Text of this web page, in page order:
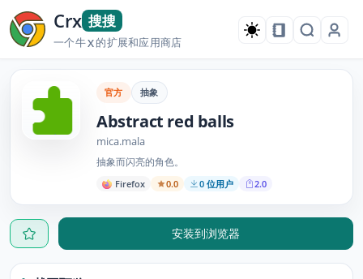
Crx 搜搜
一个牛X的扩展和应用商店
官方 抽象
Abstract red balls
mica.mala
抽象而闪亮的角色。
Firefox 0.0 0 位用户 2.0
安装到浏览器